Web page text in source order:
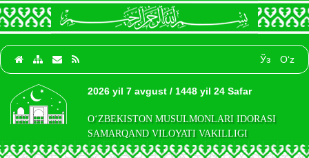
Ўз O‘z
2026 yil 7 avgust / 1448 yil 24 Safar
O‘ZBEKISTON MUSULMONLARI IDORASI
SAMARQAND VILOYATI VAKILLIGI